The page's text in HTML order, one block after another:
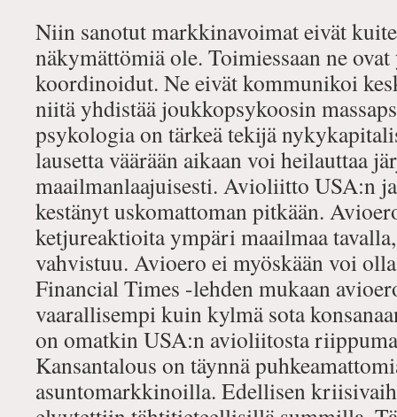
Niin sanotut markkinavoimat eivät
näkymättömiä ole. Toimiessaan ne
koordinoidut. Ne eivät kommunikoi
niitä yhdistää joukkopsykoosin
psykologia on tärkeä tekijä
lausetta väärään aikaan voi heilauttaa
maailmanlaajuisesti. Avioliitto USA:n
kestänyt uskomattoman pitkään.
ketjureaktioita ympäri maailmaa
vahvistuu. Avioero ei myöskään voi
Financial Times -lehden mukaan
vaarallisempi kuin kylmä sota
on omatkin USA:n avioliitosta
Kansantalous on täynnä
asuntomarkkinoilla. Edellisen